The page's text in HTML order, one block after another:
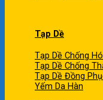
Tạp Dề
Tạp Dề Chống
Tạp Dề Chống
Tạp Dề Đồng
Yếm Da Hàn